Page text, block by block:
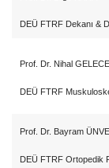
DEÜ FTRF Dekanı &
Prof. Dr. Nihal
DEÜ FTRF
Prof. Dr. Bayram
DEÜ FTRF Ortopedik